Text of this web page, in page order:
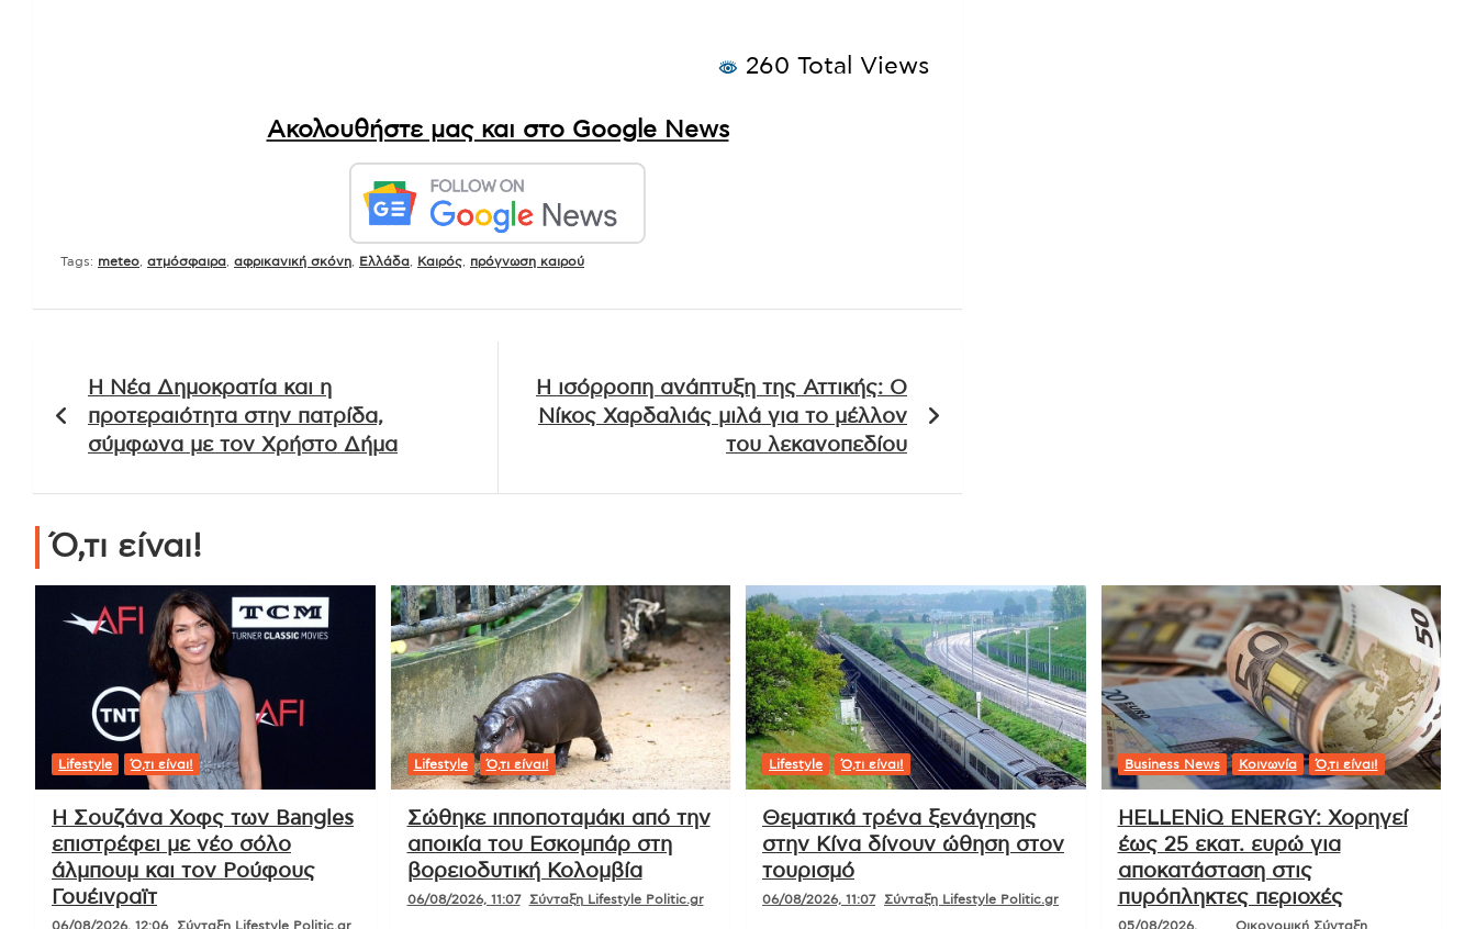
260 Total Views
Ακολουθήστε μας και στο Google News
Tags: meteo ατμόσφαιρα αφρικανική σκόνη Ελλάδα Καιρός πρόγνωση καιρού
άρθρων
Η Νέα Δημοκρατία και η
προτεραιότητα στην πατρίδα,
σύμφωνα με τον Χρήστο Δήμα
Η ισόρροπη ανάπτυξη της Αττικής: Ο
Νίκος Χαρδαλιάς μιλά για το μέλλον
του λεκανοπεδίου
Ό,τι είναι!
Lifestyle Ό,τι είναι!
Η Σουζάνα Χοφς των Bangles
επιστρέφει με νέο σόλο
άλμπουμ και τον Ρούφους
Γουέινραϊτ
06/08/2026, 12:06 Σύνταξη Lifestyle Politic.gr
Lifestyle Ό,τι είναι!
Σώθηκε ιπποποταμάκι από την
αποικία του Εσκομπάρ στη
βορειοδυτική Κολομβία
06/08/2026, 11:07 Σύνταξη Lifestyle Politic.gr
Lifestyle Ό,τι είναι!
Θεματικά τρένα ξενάγησης
στην Κίνα δίνουν ώθηση στον
τουρισμό
06/08/2026, 11:07 Σύνταξη Lifestyle Politic.gr
Business News Κοινωνία Ό,τι είναι!
HELLENiQ ENERGY: Χορηγεί
έως 25 εκατ. ευρώ για
αποκατάσταση στις
πυρόπληκτες περιοχές
05/08/2026, Οικονομική Σύνταξη